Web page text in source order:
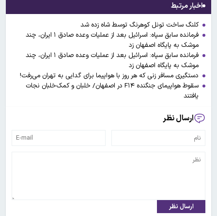
اخبار مرتبط
کلنگ ساخت تونل کوهرنگ توسط شاه زده شد
فرمانده سابق سپاه: اسرائیل بعد از عملیات وعده صادق ۱ ایران، چند
موشک به پایگاه اصفهان زد
فرمانده سابق سپاه: اسرائیل بعد از عملیات وعده صادق ۱ ایران، چند
موشک به پایگاه اصفهان زد
دستگیری مسافر زنی که هر روز با هواپیما برای گدایی به تهران می‌رفت!
سقوط هواپیمای جنگنده F۱۴ در اصفهان/ خلبان و کمک‌خلبان نجات
یافتند
ارسال نظر
ارسال نظر